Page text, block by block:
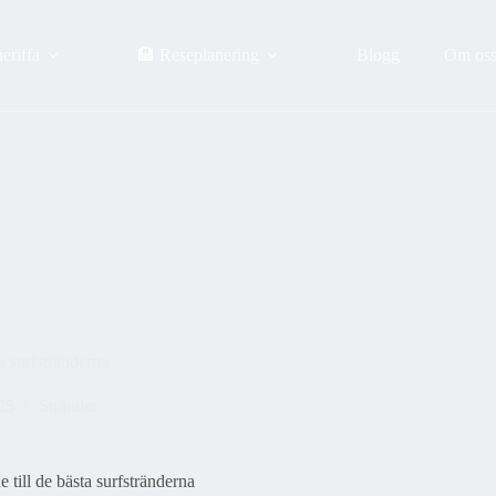
till de bästa surfstränderna